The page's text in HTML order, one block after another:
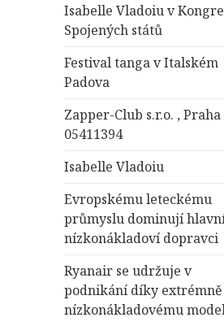
Isabelle Vladoiu v
Spojených států
Festival tanga v Italském
Padova
Zapper-Club s.r.o. , Praha
05411394
Isabelle Vladoiu
Evropskému leteckému
průmyslu dominují
nízkonákladoví dopravci
Ryanair se udržuje v
podnikání díky extrémně
nízkonákladovému